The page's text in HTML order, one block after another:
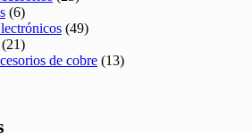
(6)
(49)
(21)
de cobre (13)